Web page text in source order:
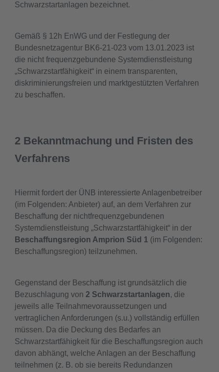
Schwarzstartanlagen bezeichnet.
Gemäß § 12h EnWG und der Festlegung der
Bundesnetzagentur BK6-21-023 vom 13.01.2023 ist
die nicht frequenzgebundene Systemdienstleistung
„Schwarzstartfähigkeit“ in einem transparenten,
diskriminierungsfreien und marktgestützten Verfahren
zu beschaffen.
2 Bekanntmachung und Fristen des
Verfahrens
Hiermit fordert der ÜNB interessierte Anlagenbetreiber
(im Folgenden: Anbieter) auf, an dem Verfahren zur
Beschaffung der nichtfrequenzgebundenen
Systemdienstleistung „Schwarzstartfähigkeit“ in der
Beschaffungsregion Amprion Süd 1 (im Folgenden:
Beschaffungsregion) teilzunehmen.
Gegenstand der Beschaffung ist grundsätzlich die
Bezuschlagung von 2 Schwarzstartanlagen, die
jeweils alle Teilnahmevoraussetzungen und
vertraglichen Anforderungen (s.u.) vollständig erfüllen
müssen. Da die Deckung des Bedarfes an
Schwarzstartfähigkeit für die Beschaffungsregion auch
davon abhängt, welche Anlagen an der Beschaffung
teilnehmen (z. B. ob sie bereits Redundanzen